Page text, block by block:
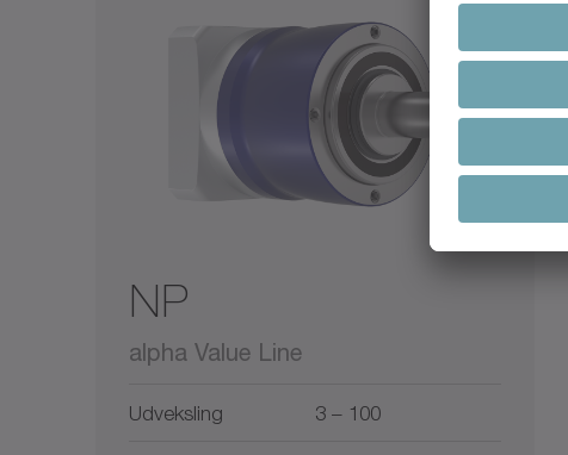
NP
alpha Value Line
Udveksling 3 – 100